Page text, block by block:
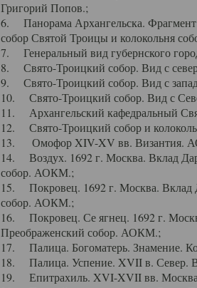
Григорий Попов.;
6. Панорама Архангельска.
собор Святой Троицы и колокольня
7. Генеральный вид губернского
8. Свято-Троицкий собор. Вид с
9. Свято-Троицкий собор. Вид с
10. Свято-Троицкий собор. Вид с
11. Архангельский кафедральный
12. Свято-Троицкий собор и
13. Омофор XIV-XV вв. Византия.
14. Воздух. 1692 г. Москва. Вклад
собор. АОКМ.;
15. Покровец. 1692 г. Москва. Вклад
собор. АОКМ.;
16. Покровец. Се ягнец. 1692 г.
Преображенский собор. АОКМ.;
17. Палица. Богоматерь. Знамение.
18. Палица. Успение. XVII в. Север.
19. Епитрахиль. XVI-XVII вв.